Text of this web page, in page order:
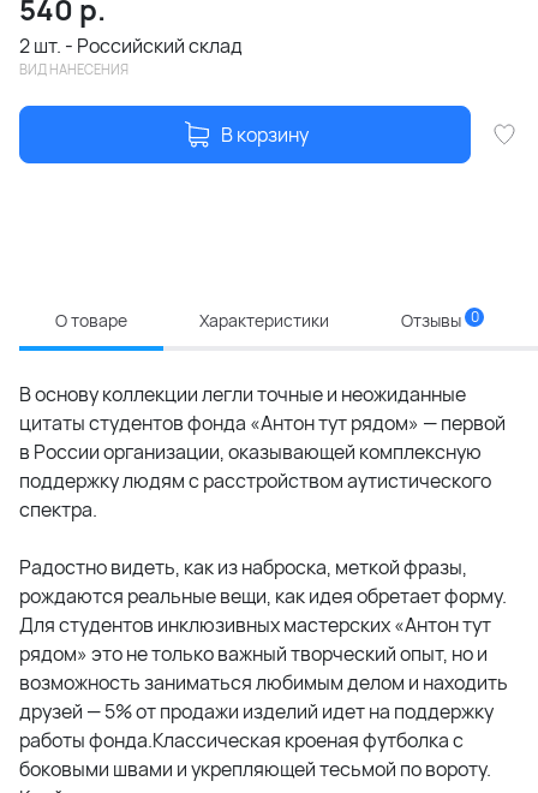
540 р.
2 шт. - Российский склад
ВИД НАНЕСЕНИЯ
В корзину
О товаре Характеристики Отзывы 0
В основу коллекции легли точные и неожиданные
цитаты студентов фонда «Антон тут рядом» — первой
в России организации, оказывающей комплексную
поддержку людям с расстройством аутистического
спектра.
Радостно видеть, как из наброска, меткой фразы,
рождаются реальные вещи, как идея обретает форму.
Для студентов инклюзивных мастерских «Антон тут
рядом» это не только важный творческий опыт, но и
возможность заниматься любимым делом и находить
друзей — 5% от продажи изделий идет на поддержку
работы фонда.Классическая кроеная футболка с
боковыми швами и укрепляющей тесьмой по вороту.